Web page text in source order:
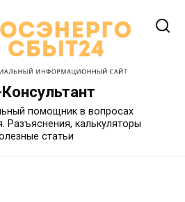
помощник в вопросах
Разъяснения, калькуляторы
статьи